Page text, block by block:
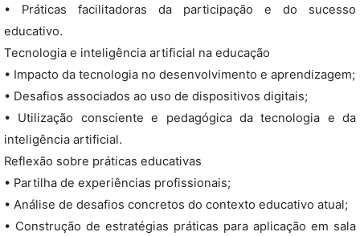
• Práticas facilitadoras da participação e do sucesso
educativo.
Tecnologia e inteligência artificial na educação
• Impacto da tecnologia no desenvolvimento e aprendizagem;
• Desafios associados ao uso de dispositivos digitais;
• Utilização consciente e pedagógica da tecnologia e da
inteligência artificial.
Reflexão sobre práticas educativas
• Partilha de experiências profissionais;
• Análise de desafios concretos do contexto educativo atual;
• Construção de estratégias práticas para aplicação em sala